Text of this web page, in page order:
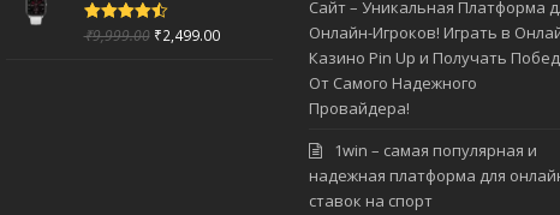
Rated4.50
₹9,999.00 ₹2,499.00
Сайт – Уникальная Платформа
Онлайн-Игроков! Играть в
Казино Pin Up и Получать
От Самого Надежного
Провайдера!
1win – самая популярная и
надежная платформа для
ставок на спорт